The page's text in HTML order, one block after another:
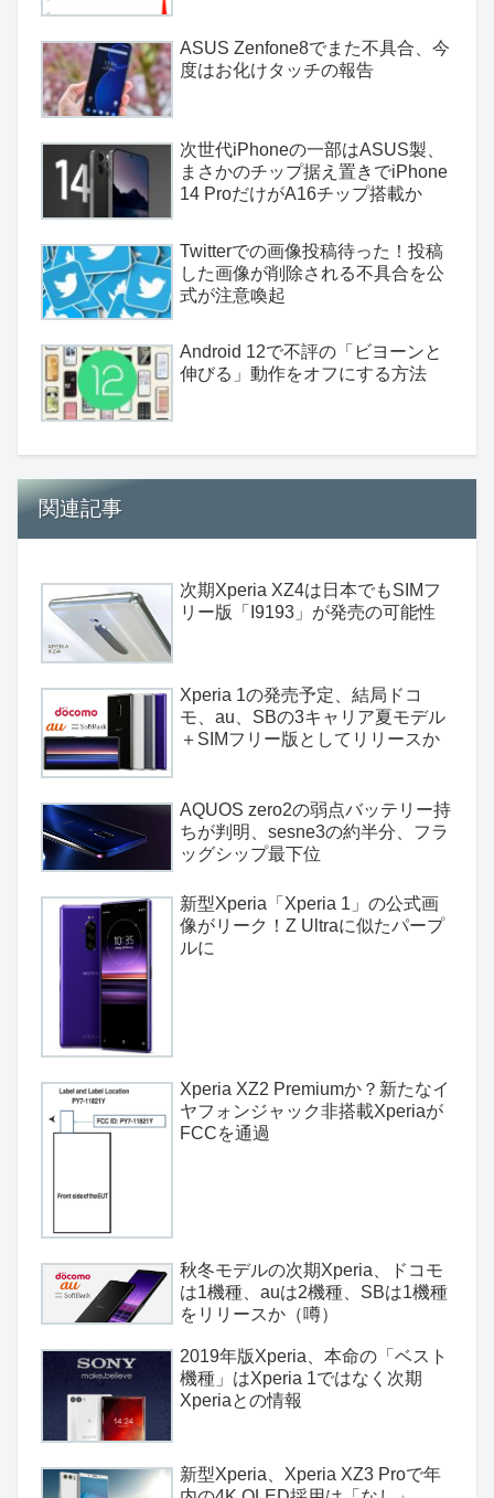
ASUS Zenfone8でまた不具合、今
度はお化けタッチの報告
次世代iPhoneの一部はASUS製、
まさかのチップ据え置きでiPhone
14 ProだけがA16チップ搭載か
Twitterでの画像投稿待った！投稿
した画像が削除される不具合を公
式が注意喚起
Android 12で不評の「ビヨーンと
伸びる」動作をオフにする方法
関連記事
次期Xperia XZ4は日本でもSIMフ
リー版「I9193」が発売の可能性
Xperia 1の発売予定、結局ドコ
モ、au、SBの3キャリア夏モデル
＋SIMフリー版としてリリースか
AQUOS zero2の弱点バッテリー持
ちが判明、sesne3の約半分、フラ
ッグシップ最下位
新型Xperia「Xperia 1」の公式画
像がリーク！Z Ultraに似たパープ
ルに
Xperia XZ2 Premiumか？新たなイ
ヤフォンジャック非搭載Xperiaが
FCCを通過
秋冬モデルの次期Xperia、ドコモ
は1機種、auは2機種、SBは1機種
をリリースか（噂）
2019年版Xperia、本命の「ベスト
機種」はXperia 1ではなく次期
Xperiaとの情報
新型Xperia、Xperia XZ3 Proで年